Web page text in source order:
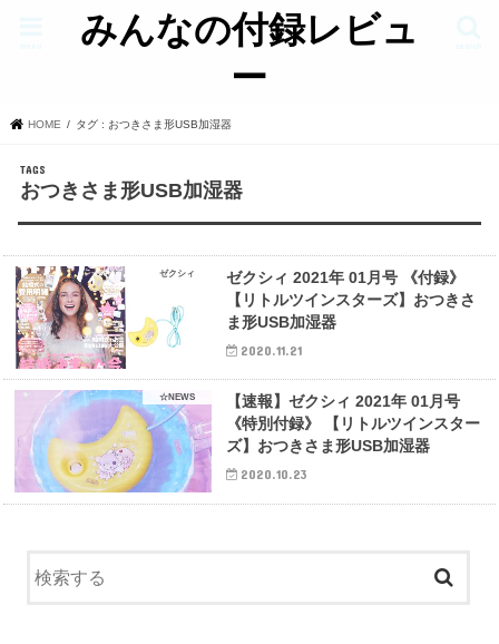
みんなの付録レビュ
ー
HOME タグ : おつきさま形USB加湿器
おつきさま形USB加湿器
ゼクシィ
ゼクシィ 2021年 01月号 《付録》
【リトルツインスターズ】おつきさ
ま形USB加湿器
2020.11.21
☆NEWS
【速報】ゼクシィ 2021年 01月号
《特別付録》 【リトルツインスター
ズ】おつきさま形USB加湿器
2020.10.23